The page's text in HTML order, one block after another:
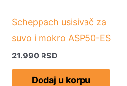
Scheppach usisivač za
suvo i mokro ASP50-ES
21.990 RSD
Dodaj u korpu